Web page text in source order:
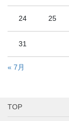
24 25
31
« 7月
TOP